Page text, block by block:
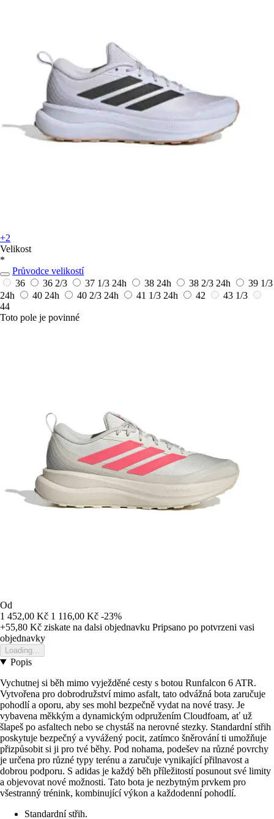
+2
Velikost
*
Průvodce velikostí
36
36 2/3 37 1/3 24h 38 24h 38 2/3 24h
39 1/3
24h
40 24h 40 2/3 24h 41 1/3 24h 42
43 1/3
44
Toto pole je povinné
Od
1 452,00 Kč 1 116,00 Kč -23%
+55,80 Kč ziskate na dalsi objednavku Pripsano po potvrzeni vasi
objednavky
Loading...
Popis
Vychutnej si běh mimo vyježděné cesty s botou Runfalcon 6 ATR.
Vytvořena pro dobrodružství mimo asfalt, tato odvážná bota zaručuje
pohodlí a oporu, aby ses mohl bezpečně vydat na nové trasy. Je
vybavena měkkým a dynamickým odpružením Cloudfoam, ať už
šlapeš po asfaltech nebo se chystáš na nerovné stezky. Standardní střih
poskytuje bezpečný a vyvážený pocit, zatímco šněrování ti umožňuje
přizpůsobit si ji pro tvé běhy. Pod nohama, podešev na různé povrchy
je určena pro různé typy terénu a zaručuje vynikající přilnavost a
dobrou podporu. S adidas je každý běh příležitostí posunout své limity
a objevovat nové možnosti. Tato bota je nezbytným prvkem pro
všestranný trénink, kombinující výkon a každodenní pohodlí.
Standardní střih.